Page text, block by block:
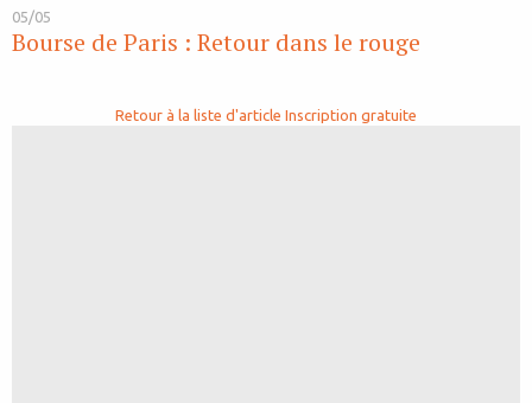
05/05
Bourse de Paris : Retour dans le rouge
Retour à la liste d'article Inscription gratuite